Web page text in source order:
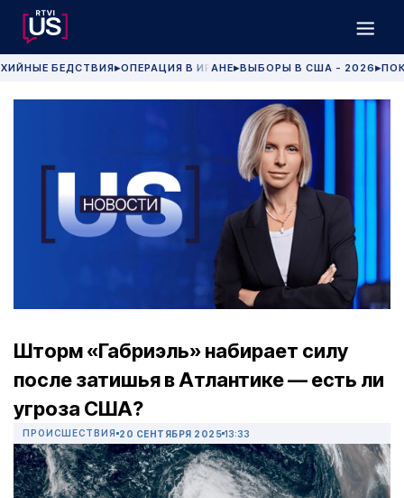
БЕДСТВИЯ▶ОПЕРАЦИЯ В ИРАНЕ▶ВЫБОРЫ В США - 2026 ▶
Шторм «Габриэль» набирает силу
после затишья в Атлантике — есть ли
угроза США?
ПРОИСШЕСТВИЯ 20 СЕНТЯБРЯ 2025 13:33